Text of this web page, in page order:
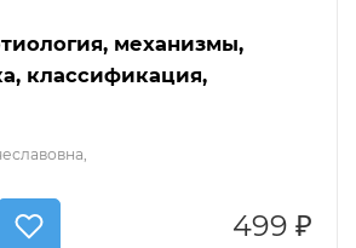
механизмы,
классификация,
499 ₽